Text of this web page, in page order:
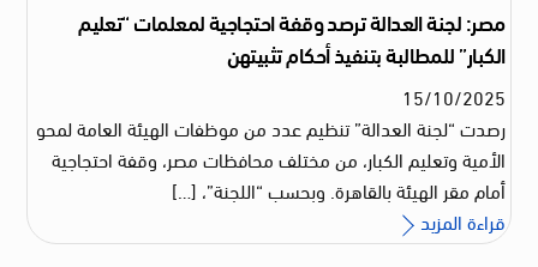
مصر: لجنة العدالة ترصد وقفة احتجاجية لمعلمات “تعليم
الكبار” للمطالبة بتنفيذ أحكام تثبيتهن
15/10/2025
رصدت “لجنة العدالة” تنظيم عدد من موظفات الهيئة العامة لمحو
الأمية وتعليم الكبار، من مختلف محافظات مصر، وقفة احتجاجية
أمام مقر الهيئة بالقاهرة. وبحسب “اللجنة”، […]
قراءة المزيد